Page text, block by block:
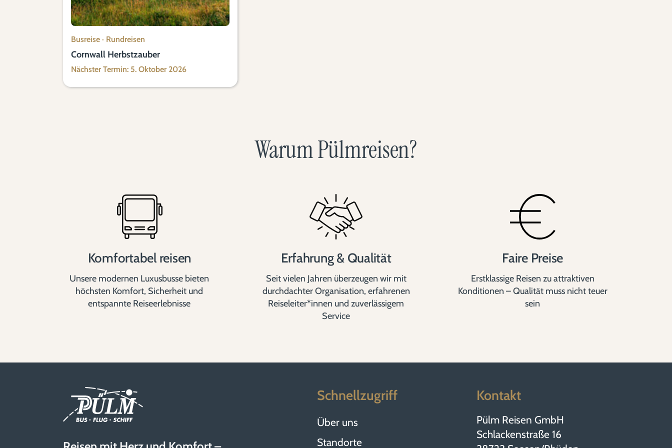
Busreise · Rundreisen
Cornwall Herbstzauber
Nächster Termin: 5. Oktober 2026
Warum Pülmreisen?
Komfortabel reisen
Unsere modernen Luxusbusse bieten
höchsten Komfort, Sicherheit und
entspannte Reiseerlebnisse
Erfahrung & Qualität
Seit vielen Jahren überzeugen wir mit
durchdachter Organisation, erfahrenen
Reiseleiter*innen und zuverlässigem
Service
Faire Preise
Erstklassige Reisen zu attraktiven
Konditionen – Qualität muss nicht teuer
sein
Schnellzugriff
Über uns
Standorte
Kontakt
Pülm Reisen GmbH
Schlackenstraße 16